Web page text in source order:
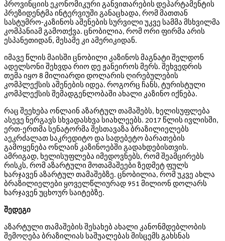
პროვინციის ეკონომიკური განვითარების დეპარტამენტის
პრეზიდენტმა ინტერვიუში განაცხადა, რომ მათთან
სასტუმრო-კაზინოს აშენების სურვილი უკვე სამმა მსხვილმა
კომპანიამ გამოთქვა. ცნობილია, რომ ორი ფირმა არის
ესპანეთიდან, მესამე კი ამერიკიდან.
იმავე წლის მაისში ცნობილი კაზინოს მაგნატი შელდონ
ადელსონი შეხვდა რიო დე ჟანეიროს მერს. შეხვედრის
თემა იყო 8 მილიარდი დოლარის ღირებულების
კომპლექსის აშენების იდეა. როგორც ჩანს, ტურისტული
კომპლექსის შემადგენლობაში ახალი კაზინო იქნება.
რაც შეეხება ონლაინ აზარტულ თამაშებს, ხელისუფლება
ასევე ნერგავს სხვადასხვა სიახლეებს. 2017 წლის ივლისში,
ერთ-ერთმა სენატორმა შესთავაზა ბრაზილიელებს
აეკრძალათ საკრედიტო და სადებეტო ბარათების
გამოყენება ონლაინ კაზინოებში გადახდებისთვის.
ამრიგად, ხელისუფლება იმედოვნებს, რომ შეამცირებს
რისკს, რომ აზარტული მოთამაშეები ზედმეტ ფულს
ხარჯავენ აზარტულ თამაშებზე. ცნობილია, რომ უკვე ახლა
ბრაზილიელები ყოველწლიურად 951 მილიონ დოლარს
ხარჯავენ უცხოურ საიტებზე.
შედეგი
აზარტული თამაშების შესახებ ახალი კანონმდებლობის
შემოღება ბრაზილიას საშუალებას მისცემს გახსნას